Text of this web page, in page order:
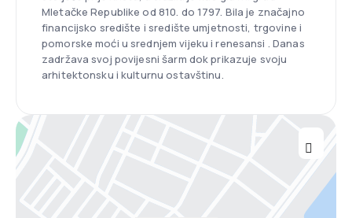
Mletačke Republike od 810. do 1797. Bila je značajno
financijsko središte i središte umjetnosti, trgovine i
pomorske moći u srednjem vijeku i renesansi . Danas
zadržava svoj povijesni šarm dok prikazuje svoju
arhitektonsku i kulturnu ostavštinu.